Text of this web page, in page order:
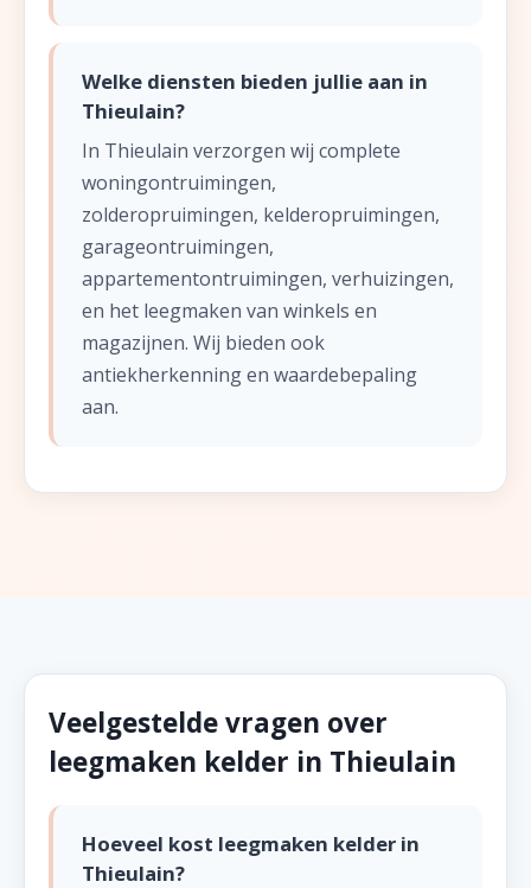
Welke diensten bieden jullie aan in
Thieulain?
In Thieulain verzorgen wij complete
woningontruimingen,
zolderopruimingen, kelderopruimingen,
garageontruimingen,
appartementontruimingen, verhuizingen,
en het leegmaken van winkels en
magazijnen. Wij bieden ook
antiekherkenning en waardebepaling
aan.
Veelgestelde vragen over
leegmaken kelder in Thieulain
Hoeveel kost leegmaken kelder in
Thieulain?